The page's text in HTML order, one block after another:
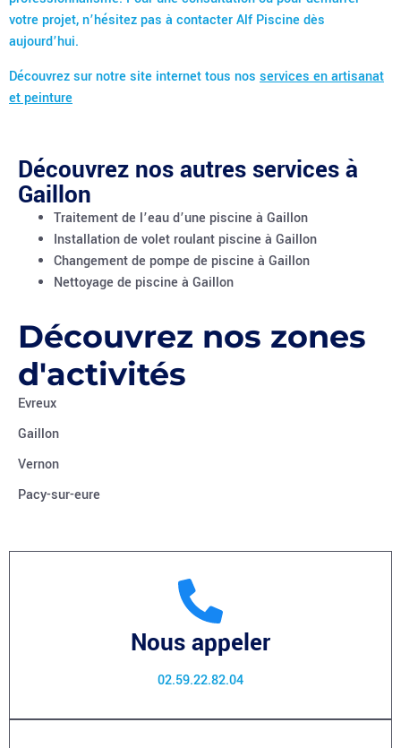
votre projet, n’hésitez pas à contacter Alf Piscine dès
aujourd’hui.
Découvrez sur notre site internet tous nos services en artisanat
et peinture
Découvrez nos autres services à
Gaillon
Traitement de l’eau d’une piscine à Gaillon
Installation de volet roulant piscine à Gaillon
Changement de pompe de piscine à Gaillon
Nettoyage de piscine à Gaillon
Découvrez nos zones
d'activités
Evreux
Gaillon
Vernon
Pacy-sur-eure
Nous appeler
02.59.22.82.04